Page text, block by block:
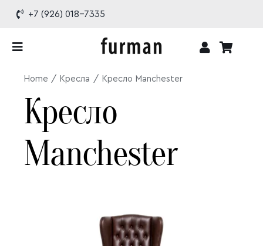
content
+7 (926) 018-7335
Toggle
Каталог
Проекты
О бренде
Контакты
Home Кресла Кресло Manchester
Кресло
Manchester